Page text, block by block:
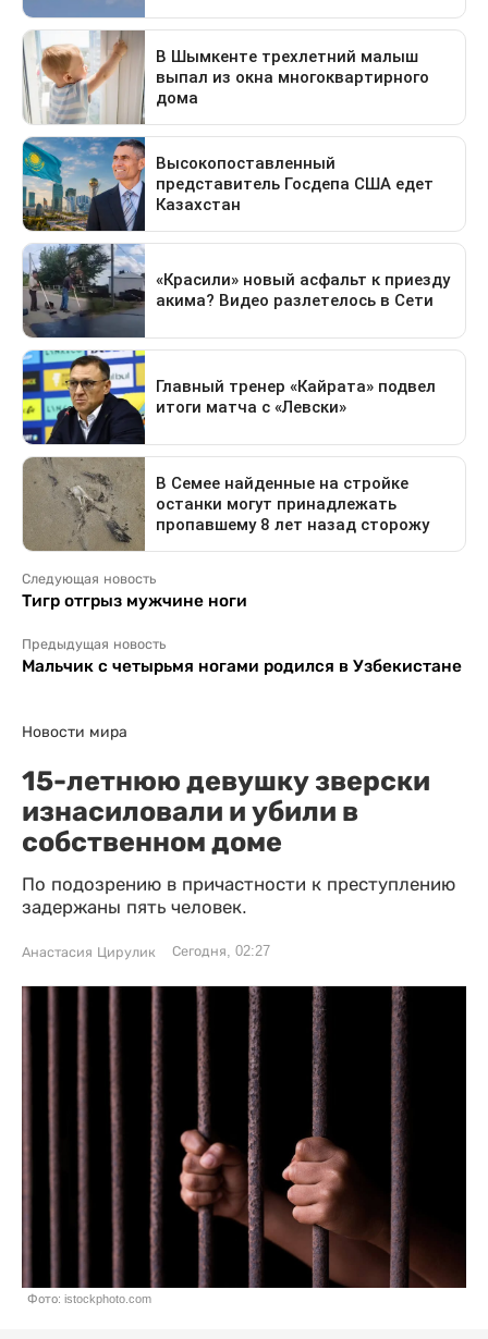
Следующая новость
Тигр отгрыз мужчине ноги
Предыдущая новость
Мальчик с четырьмя ногами родился в Узбекистане
Новости мира
15-летнюю девушку зверски
изнасиловали и убили в
собственном доме
По подозрению в причастности к преступлению
задержаны пять человек.
Анастасия Цирулик Сегодня, 02:27
Фото: istockphoto.com